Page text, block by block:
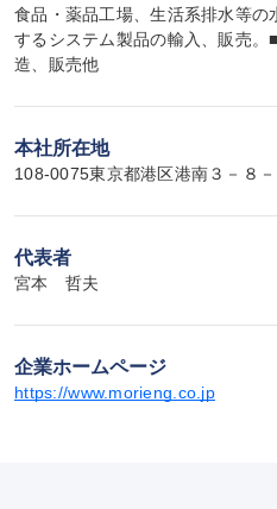
食品・薬品工場、生活系排水等
するシステム製品の輸入、販売。
造、販売他
本社所在地
108-0075東京都港区港南３－８－
代表者
宮本　哲夫
企業ホームページ
https://www.morieng.co.jp